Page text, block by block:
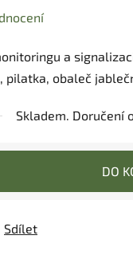
a
obaleč
Skladem. Doručení
DO
Sdílet